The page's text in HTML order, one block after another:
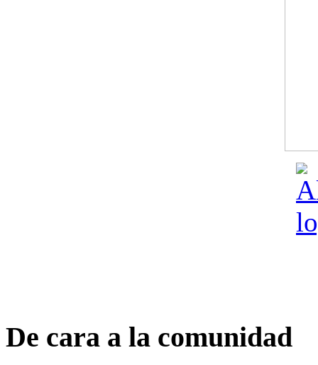
De cara a la comunidad